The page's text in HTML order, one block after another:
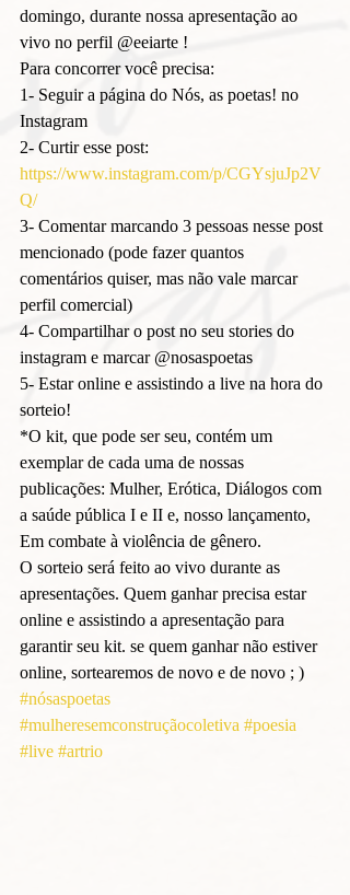
domingo, durante nossa apresentação ao
vivo no perfil @eeiarte !
Para concorrer você precisa:
1- Seguir a página do Nós, as poetas! no
Instagram
2- Curtir esse post:
https://www.instagram.com/p/CGYsjuJp2V
Q/
3- Comentar marcando 3 pessoas nesse post
mencionado (pode fazer quantos
comentários quiser, mas não vale marcar
perfil comercial)
4- Compartilhar o post no seu stories do
instagram e marcar @nosaspoetas
5- Estar online e assistindo a live na hora do
sorteio!
*O kit, que pode ser seu, contém um
exemplar de cada uma de nossas
publicações: Mulher, Erótica, Diálogos com
a saúde pública I e II e, nosso lançamento,
Em combate à violência de gênero.
O sorteio será feito ao vivo durante as
apresentações. Quem ganhar precisa estar
online e assistindo a apresentação para
garantir seu kit. se quem ganhar não estiver
online, sortearemos de novo e de novo ; )
#nósaspoetas
#mulheresemconstruçãocoletiva #poesia
#live #artrio